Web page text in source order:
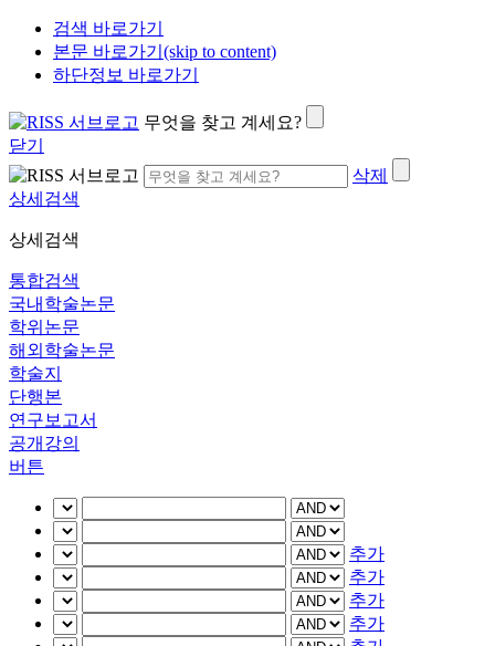
검색 바로가기
본문 바로가기(skip to content)
하단정보 바로가기
무엇을 찾고 계세요?
닫기
삭제
상세검색
상세검색
통합검색
국내학술논문
학위논문
해외학술논문
학술지
단행본
연구보고서
공개강의
버튼
추가
추가
추가
추가